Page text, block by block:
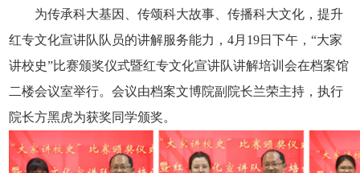
为传承科大基因、传颂科大故事、传播科大文化，提升
红专文化宣讲队队员的讲解服务能力，4月 19日下午，“大家
讲校史”比赛颁奖仪式暨红专文化宣讲队讲解培训会在档案馆
二楼会议室举行。会议由档案文博院副院长兰荣主持，执行
院长方黑虎为获奖同学颁奖。